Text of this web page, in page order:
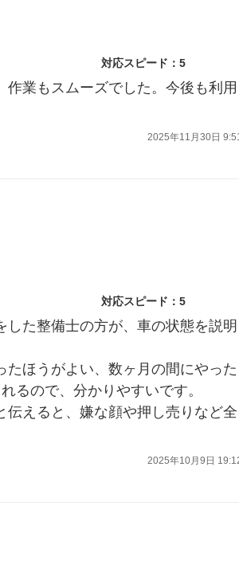
対応スピード：5
業もスムーズでした。今後も利用
2025年11月30日
対応スピード：5
た整備士の方が、車の状態を説明
ほうがよい、数ヶ月の間にやった
るので、分かりやすいです。
伝えると、嫌な顔や押し売りなど全
2025年10月9日